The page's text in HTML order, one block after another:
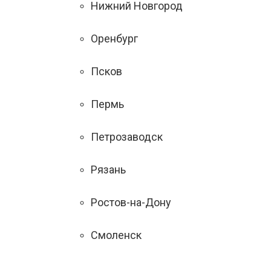
Нижний Новгород
Оренбург
Псков
Пермь
Петрозаводск
Рязань
Ростов-на-Дону
Смоленск